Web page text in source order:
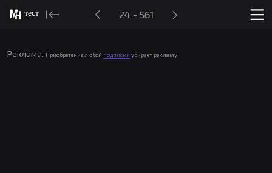
тест 24 - 561
Реклама. Приобретение любой подписки убирает рекламу.